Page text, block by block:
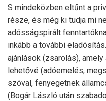
S mindeközben eltűnt a
része, és még ki tudja mi
adósságspirált
inkább a további
ajánlások (zsarolás),
lehetővé (adóemelés,
szóval, fenyegetnek
(Bogár László után